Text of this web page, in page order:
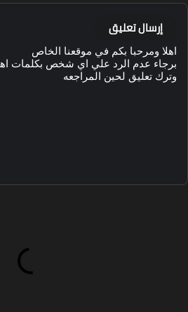
إرسال تعليق
ومرحبا بكم في موقعنا الخاص
عدم الرد علي اي شخص بكلمات اهانه
تعليق لحين المراجعه